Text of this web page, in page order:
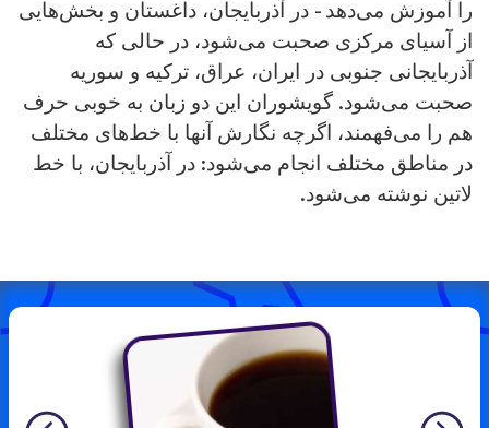
را آموزش می‌دهد - در آذربایجان، داغستان و بخش‌هایی
از آسیای مرکزی صحبت می‌شود، در حالی که
آذربایجانی جنوبی در ایران، عراق، ترکیه و سوریه
صحبت می‌شود. گویشوران این دو زبان به خوبی حرف
هم را می‌فهمند، اگرچه نگارش آنها با خط‌های مختلف
در مناطق مختلف انجام می‌شود: در آذربایجان، با خط
لاتین نوشته می‌شود.